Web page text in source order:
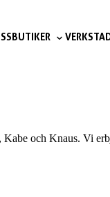
BUTIKER
och Knaus. Vi